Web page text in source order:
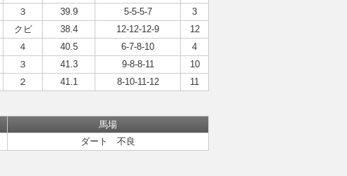
３ 39.9 5-5-5-7
3
クビ 38.4 12-12-12-9
12
４ 40.5 6-7-8-10
4
３ 41.3 9-8-8-11
10
２ 41.1 8-10-11-12 11
馬場
ダート 不良